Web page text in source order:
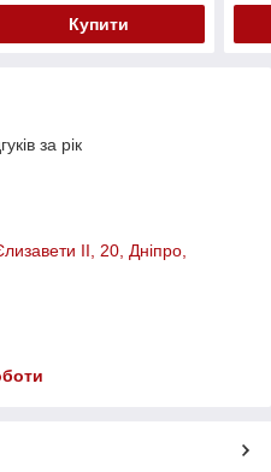
Купити
за рік
ІІ, 20, Дніпро,